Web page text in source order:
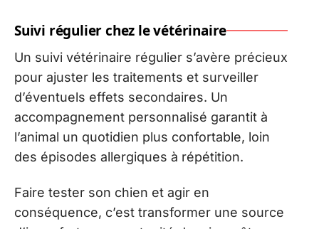
Suivi régulier chez le vétérinaire
Un suivi vétérinaire régulier s’avère précieux
pour ajuster les traitements et surveiller
d’éventuels effets secondaires. Un
accompagnement personnalisé garantit à
l’animal un quotidien plus confortable, loin
des épisodes allergiques à répétition.
Faire tester son chien et agir en
conséquence, c’est transformer une source